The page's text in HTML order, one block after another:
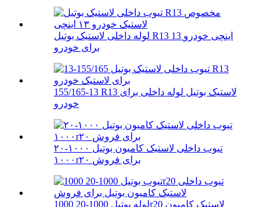
لوله داخلی لاستیک بوتیل R13 13 اینچی خودرو
برای خودرو
155/165-13 R13 لاستیک بوتیل لوله داخلی برای
خودرو
تیوب داخلی لاستیک کامیون بوتیل ۱۰۰۰-۲۰
۱۰۰۰r۲۰ برای فروش
لوله بوتیل 1000-20 1000r20 لاستیک کامیون